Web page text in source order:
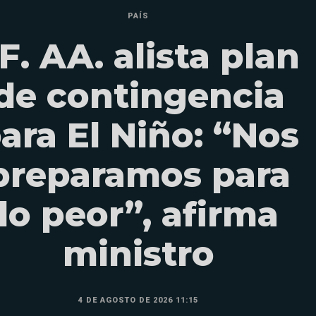
PAÍS
AA. alista plan
contingencia
El Niño: “Nos
para
peor”, afirma
ministro
4 DE AGOSTO DE 2026 11:15